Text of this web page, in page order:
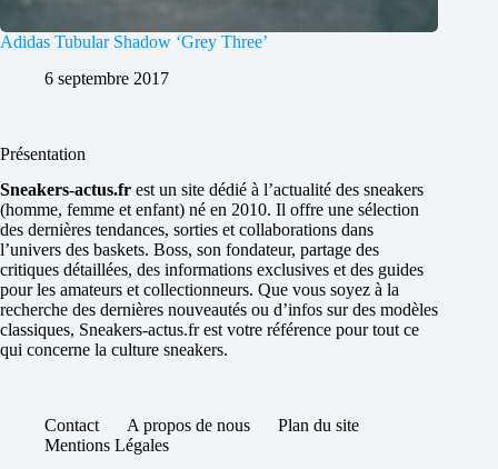
Adidas Tubular Shadow ‘Grey Three’
6 septembre 2017
Présentation
Sneakers-actus.fr est un site dédié à l’actualité des sneakers
(homme, femme et enfant) né en 2010. Il offre une sélection
des dernières tendances, sorties et collaborations dans
l’univers des baskets. Boss, son fondateur, partage des
critiques détaillées, des informations exclusives et des guides
pour les amateurs et collectionneurs. Que vous soyez à la
recherche des dernières nouveautés ou d’infos sur des modèles
classiques, Sneakers-actus.fr est votre référence pour tout ce
qui concerne la culture sneakers.
Contact A propos de nous
Plan du site
Mentions Légales